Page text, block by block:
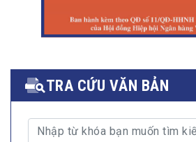
TRA CỨU VĂN BẢN